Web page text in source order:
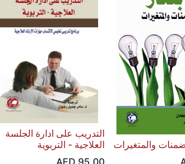
والمتغيرات
التدريب على ادارة الجلسة
العلاجية - التربوية
95.00